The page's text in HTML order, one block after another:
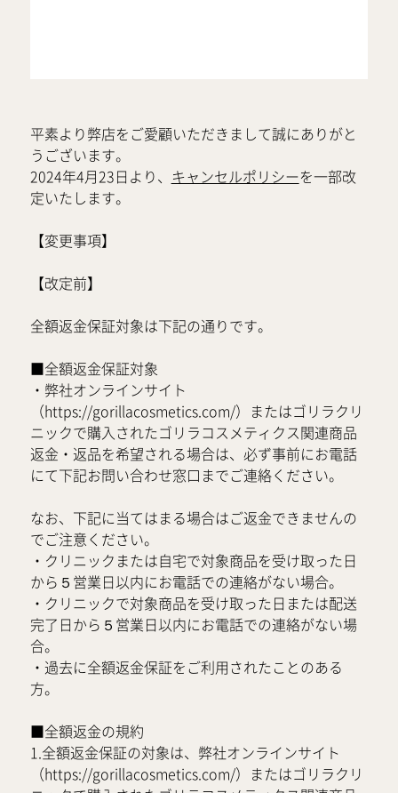
平素より弊店をご愛顧いただきまして誠にありがと
うございます。
2024年4月23日より、
キャンセルポリシーを一部改
定いたします。
【変更事項】
【改定前】
全額返金保証対象は下記の通りです。
■全額返金保証対象
・弊社オンラインサイト
（https://gorillacosmetics.com/）またはゴリラクリ
ニックで購入されたゴリラコスメティクス関連商品
返金・返品を希望される場合は、必ず事前にお電話
にて下記お問い合わせ窓口までご連絡ください。
なお、下記に当てはまる場合はご返金できませんの
でご注意ください。
・クリニックまたは自宅で対象商品を受け取った日
から５営業日以内にお電話での連絡がない場合。
・クリニックで対象商品を受け取った日または配送
完了日から５営業日以内にお電話での連絡がない場
合。
・過去に全額返金保証をご利用されたことのある
方。
■全額返金の規約
1.全額返金保証の対象は、弊社オンラインサイト
（https://gorillacosmetics.com/）またはゴリラクリ